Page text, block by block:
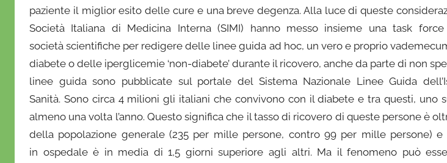
a
D
'
O
n
r
i
paziente il miglior esito delle cure e una breve degenza. Alla luce di queste
Società Italiana di Medicina Interna (SIMI) hanno messo insieme una task
società scientifiche per redigere delle linee guida ad hoc, un vero e proprio
diabete o delle iperglicemie ‘non-diabete’ durante il ricovero, anche da parte di non
linee guida sono pubblicate sul portale del Sistema Nazionale Linee Guida
Sanità. Sono circa 4 milioni gli italiani che convivono con il diabete e tra questi, uno
almeno una volta l’anno. Questo significa che il tasso di ricovero di queste persone è
della popolazione generale (235 per mille persone, contro 99 per mille persone) e
in ospedale è in media di 1,5 giorni superiore agli altri. Ma il fenomeno può